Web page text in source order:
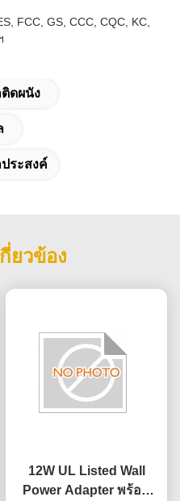
FCC, GS, CCC, CQC, KC,
ดผนัง
ระสงค์
ยวข้อง
12W UL Listed Wall
Power Adapter พร้อม